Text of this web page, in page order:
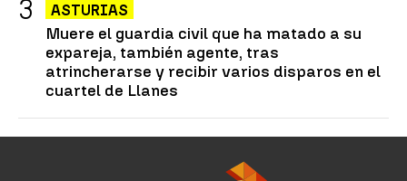
ASTURIAS
Muere el guardia civil que ha matado a su
expareja, también agente, tras
atrincherarse y recibir varios disparos en el
cuartel de Llanes